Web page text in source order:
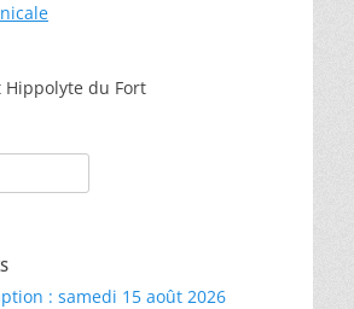
Hippolyte du Fort
: samedi 15 août 2026